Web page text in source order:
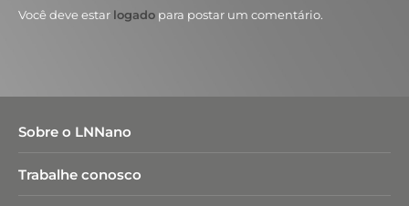
Você deve estar logado para postar um comentário.
Sobre o LNNano
Trabalhe conosco